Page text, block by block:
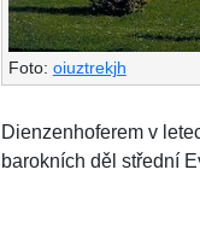
Foto: oiuztrekjh
Dienzenhoferem v
barokních děl střední